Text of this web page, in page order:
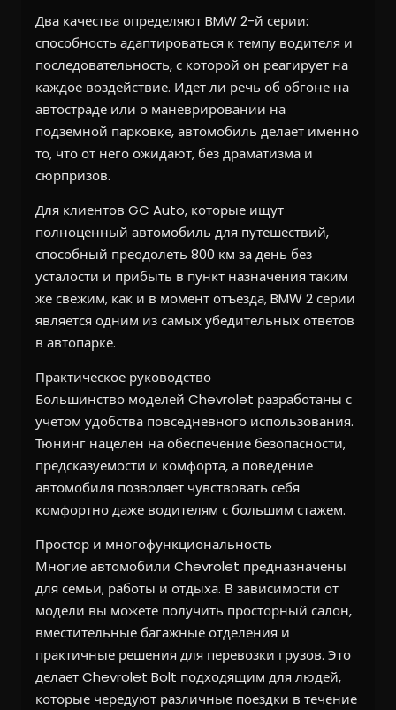
Два качества определяют BMW 2-й серии:
способность адаптироваться к темпу водителя и
последовательность, с которой он реагирует на
каждое воздействие. Идет ли речь об обгоне на
автостраде или о маневрировании на
подземной парковке, автомобиль делает именно
то, что от него ожидают, без драматизма и
сюрпризов.
Для клиентов GC Auto, которые ищут
полноценный автомобиль для путешествий,
способный преодолеть 800 км за день без
усталости и прибыть в пункт назначения таким
же свежим, как и в момент отъезда, BMW 2 серии
является одним из самых убедительных ответов
в автопарке.
Практическое руководство
Большинство моделей Chevrolet разработаны с
учетом удобства повседневного использования.
Тюнинг нацелен на обеспечение безопасности,
предсказуемости и комфорта, а поведение
автомобиля позволяет чувствовать себя
комфортно даже водителям с большим стажем.
Простор и многофункциональность
Многие автомобили Chevrolet предназначены
для семьи, работы и отдыха. В зависимости от
модели вы можете получить просторный салон,
вместительные багажные отделения и
практичные решения для перевозки грузов. Это
делает Chevrolet Bolt подходящим для людей,
которые чередуют различные поездки в течение